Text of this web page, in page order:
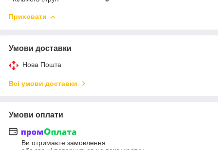
Приховати
Умови доставки
Нова Пошта
Всі умови доставки
Умови оплати
Ви отримаєте замовлення